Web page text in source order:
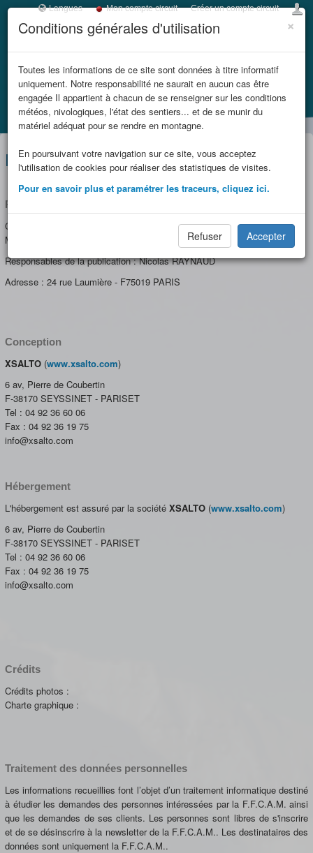
×
Conditions générales d'utilisation
Toutes les informations de ce site sont données à titre informatif
uniquement. Notre responsabilité ne saurait en aucun cas être
engagée Il appartient à chacun de se renseigner sur les conditions
météos, nivologiques, l'état des sentiers... et de se munir du
matériel adéquat pour se rendre en montagne.
En poursuivant votre navigation sur ce site, vous acceptez
l'utilisation de cookies pour réaliser des statistiques de visites.
Pour en savoir plus et paramétrer les traceurs, cliquez ici.
Refuser Accepter
Langues Mon compte circuit Créer un compte circuit
LES REFUGES DE
SAVOIE
et massifs
limitrophes
Accueil Mentions légales
Mentions légales
Responsables de la publication
Ce site est édité par : Fédération Française des Clubs Alpins et de
Montagne
Responsables de la publication : Nicolas RAYNAUD
Adresse : 24 rue Laumière - F75019 PARIS
Conception
XSALTO (www.xsalto.com)
6 av, Pierre de Coubertin
F-38170 SEYSSINET - PARISET
Tel : 04 92 36 60 06
Fax : 04 92 36 19 75
info@xsalto.com
Hébergement
L'hébergement est assuré par la société XSALTO (www.xsalto.com)
6 av, Pierre de Coubertin
F-38170 SEYSSINET - PARISET
Tel : 04 92 36 60 06
Fax : 04 92 36 19 75
info@xsalto.com
Crédits
Crédits photos :
Charte graphique :
Traitement des données personnelles
Les informations recueillies font l’objet d’un traitement informatique destiné
à étudier les demandes des personnes intéressées par la F.F.C.A.M. ainsi
que les demandes de ses clients. Les personnes sont libres de s'inscrire
et de se désinscrire à la newsletter de la F.F.C.A.M.. Les destinataires des
données sont uniquement la F.F.C.A.M..